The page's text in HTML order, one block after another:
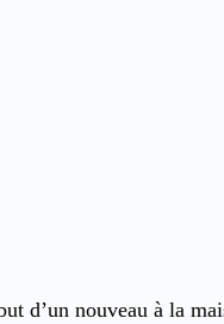
nouveau à la